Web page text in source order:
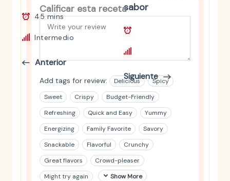
45 mins
Intermedio
Anterior
sabor
Siguiente
Calificar esta receta
Add tags for review: Delicious
Spicy
Sweet
Crispy
Budget-Friendly
Refreshing
Quick and Easy
Yummy
Energizing
Family Favorite
Savory
Snackable
Flavorful
Crunchy
Great flavors
Crowd-pleaser
Might try again
Show More